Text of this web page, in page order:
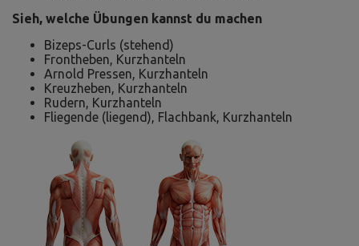
Sieh, welche Übungen kannst du machen
Bizeps-Curls (stehend)
Frontheben, Kurzhanteln
Arnold Pressen, Kurzhanteln
Kreuzheben, Kurzhanteln
Rudern, Kurzhanteln
Fliegende (liegend), Flachbank, Kurzhanteln